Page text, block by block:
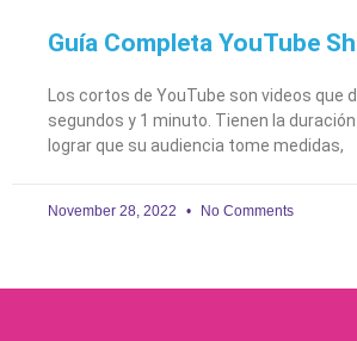
Guía Completa YouTube
Los cortos de YouTube son videos que
segundos y 1 minuto. Tienen la
lograr que su audiencia tome medidas,
November 28, 2022 No Comments